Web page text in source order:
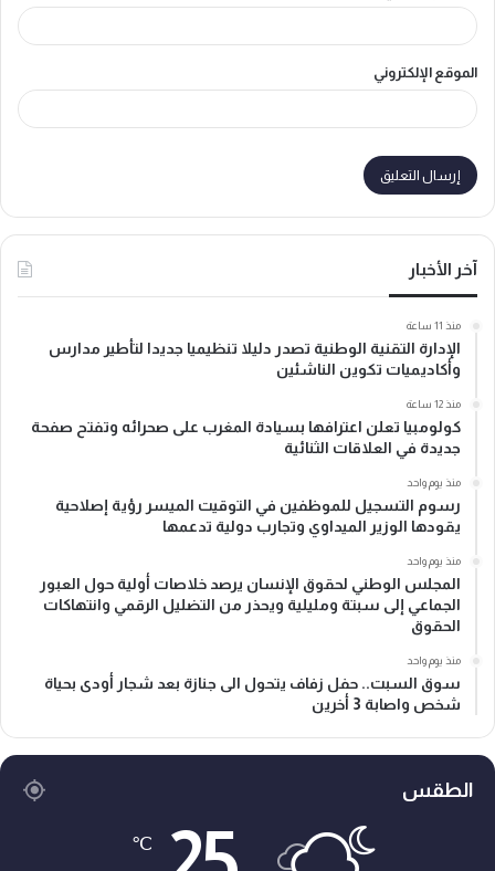
الموقع الإلكتروني
آخر الأخبار
منذ 11 ساعة
الإدارة التقنية الوطنية تصدر دليلا تنظيميا جديدا لتأطير مدارس
وأكاديميات تكوين الناشئين
منذ 12 ساعة
كولومبيا تعلن اعترافها بسيادة المغرب على صحرائه وتفتح صفحة
جديدة في العلاقات الثنائية
منذ يوم واحد
رسوم التسجيل للموظفين في التوقيت الميسر رؤية إصلاحية
يقودها الوزير الميداوي وتجارب دولية تدعمها
منذ يوم واحد
المجلس الوطني لحقوق الإنسان يرصد خلاصات أولية حول العبور
الجماعي إلى سبتة ومليلية ويحذر من التضليل الرقمي وانتهاكات
الحقوق
منذ يوم واحد
سوق السبت.. حفل زفاف يتحول الى جنازة بعد شجار أودى بحياة
شخص واصابة 3 أخرين
الطقس
℃